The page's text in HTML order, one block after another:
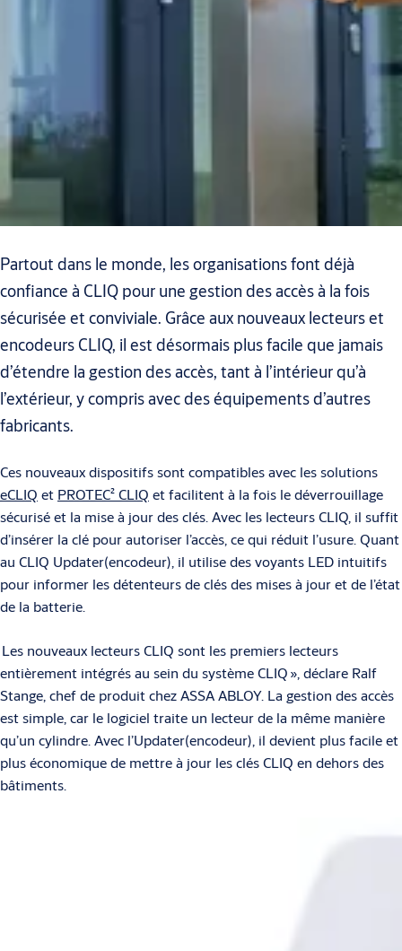
Partout dans le monde, les organisations font déjà
confiance à CLIQ pour une gestion des accès à la fois
sécurisée et conviviale. Grâce aux nouveaux lecteurs et
encodeurs CLIQ, il est désormais plus facile que jamais
d’étendre la gestion des accès, tant à l’intérieur qu’à
l’extérieur, y compris avec des équipements d’autres
fabricants.
Ces nouveaux dispositifs sont compatibles avec les solutions
eCLIQ et PROTEC² CLIQ et facilitent à la fois le déverrouillage
sécurisé et la mise à jour des clés. Avec les lecteurs CLIQ, il suffit
d’insérer la clé pour autoriser l’accès, ce qui réduit l’usure. Quant
au CLIQ Updater(encodeur), il utilise des voyants LED intuitifs
pour informer les détenteurs de clés des mises à jour et de l’état
de la batterie.
Les nouveaux lecteurs CLIQ sont les premiers lecteurs
entièrement intégrés au sein du système CLIQ », déclare Ralf
Stange, chef de produit chez ASSA ABLOY. La gestion des accès
est simple, car le logiciel traite un lecteur de la même manière
qu’un cylindre. Avec l’Updater(encodeur), il devient plus facile et
plus économique de mettre à jour les clés CLIQ en dehors des
bâtiments.